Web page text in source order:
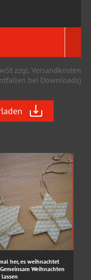
zzgl. Versandkosten
bei Downloads)
her, es weihnachtet
Weihnachten